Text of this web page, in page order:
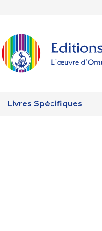
Livres Spécifiques